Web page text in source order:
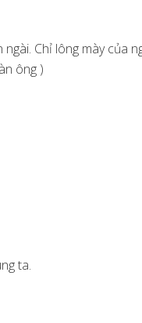
ngài. Chỉ lông mày của
ông )
ta.